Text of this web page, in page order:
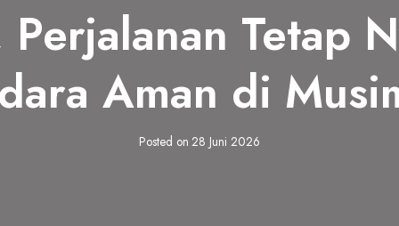
Tetap
Aman di
Posted on 28 Juni 2026